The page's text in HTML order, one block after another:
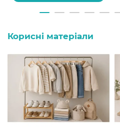
Корисні матеріали